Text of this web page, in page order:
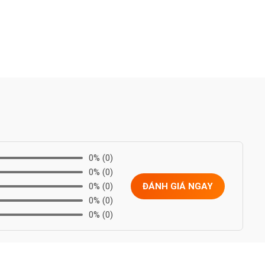
0% (0)
0% (0)
0% (0)
0% (0)
0% (0)
ĐÁNH GIÁ NGAY